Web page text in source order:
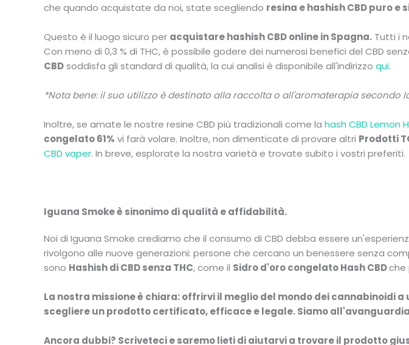
che quando acquistate da noi, state scegliendo resina e hashish CBD puro e
Questo è il luogo sicuro per acquistare hashish CBD online in Spagna. Tutti i
Con meno di 0,3 % di THC, è possibile godere dei numerosi benefici del CBD
CBDsoddisfa gli standard di qualità, la cui analisi è disponibile all'indirizzo qui.
*Nota bene: il suo utilizzo è destinato alla raccolta o all'aromaterapia secondo
Inoltre, se amate le nostre resine CBD più tradizionali come la hash CBD Lemon
congelato 61% vi farà volare. Inoltre, non dimenticate di provare altri Prodotti
CBD vaper. In breve, esplorate la nostra varietà e trovate subito i vostri preferiti.
Iguana Smoke è sinonimo di qualità e affidabilità.
Noi di Iguana Smoke crediamo che il consumo di CBD debba essere
rivolgono alle nuove generazioni: persone che cercano un benessere senza
sono Hashish di CBD senza THC, come il Sidro d'oro congelato Hash CBDche
La nostra missione è chiara: offrirvi il meglio del mondo dei cannabinoidi
scegliere un prodotto certificato, efficace e legale. Siamo all'avanguardia
Ancora dubbi? Scriveteci e saremo lieti di aiutarvi a trovare il prodotto